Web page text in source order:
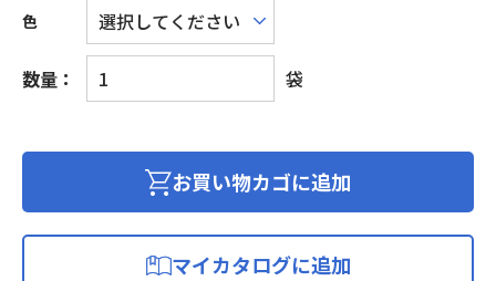
色
数量：
UL
難
架
袋
お買い物カゴに追加
マイカタログに追加